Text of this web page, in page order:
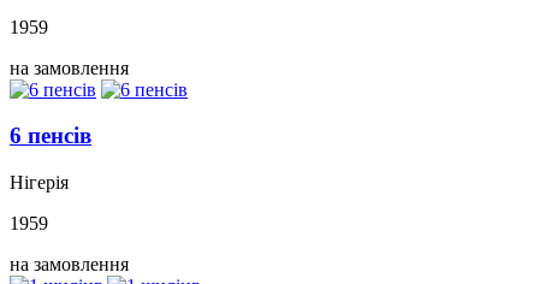
1959
на замовлення
6 пенсів
Нігерія
1959
на замовлення